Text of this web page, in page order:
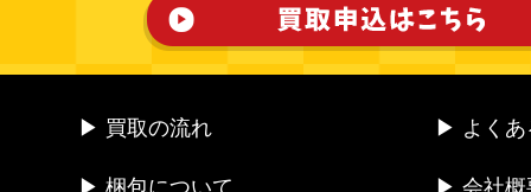
▶ 買取の流れ ▶ よくあ